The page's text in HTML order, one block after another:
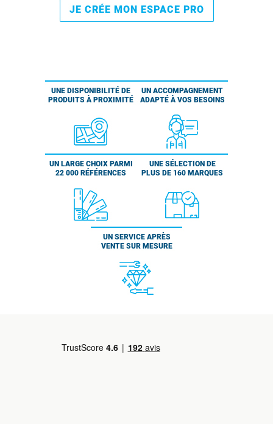
JE CRÉE MON ESPACE PRO
UNE DISPONIBILITÉ DE
PRODUITS À PROXIMITÉ
UN ACCOMPAGNEMENT
ADAPTÉ À VOS BESOINS
UN LARGE CHOIX PARMI
22 000 RÉFÉRENCES
UNE SÉLECTION DE
PLUS DE 160 MARQUES
UN SERVICE APRÈS
VENTE SUR MESURE